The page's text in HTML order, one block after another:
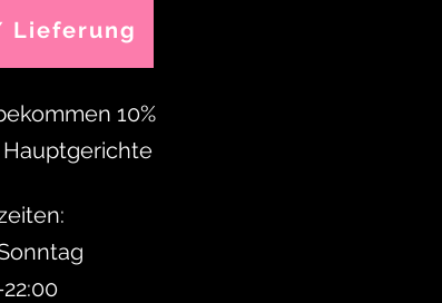
Lieferung
10%